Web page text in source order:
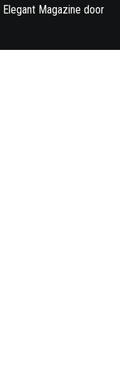
Elegant Magazine door